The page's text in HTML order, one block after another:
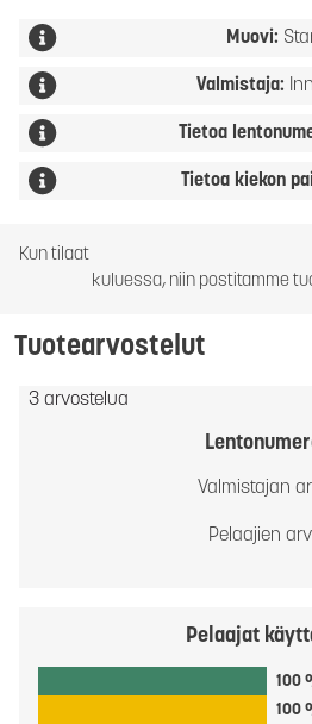
Muovi:
Valmistaja:
Tietoa
Tietoa kiekon
Kun tilaat
kuluessa, niin postitamme
Tuotearvostelut
3 arvostelua
Valmistajan
Pelaajien
Pelaajat
100
100